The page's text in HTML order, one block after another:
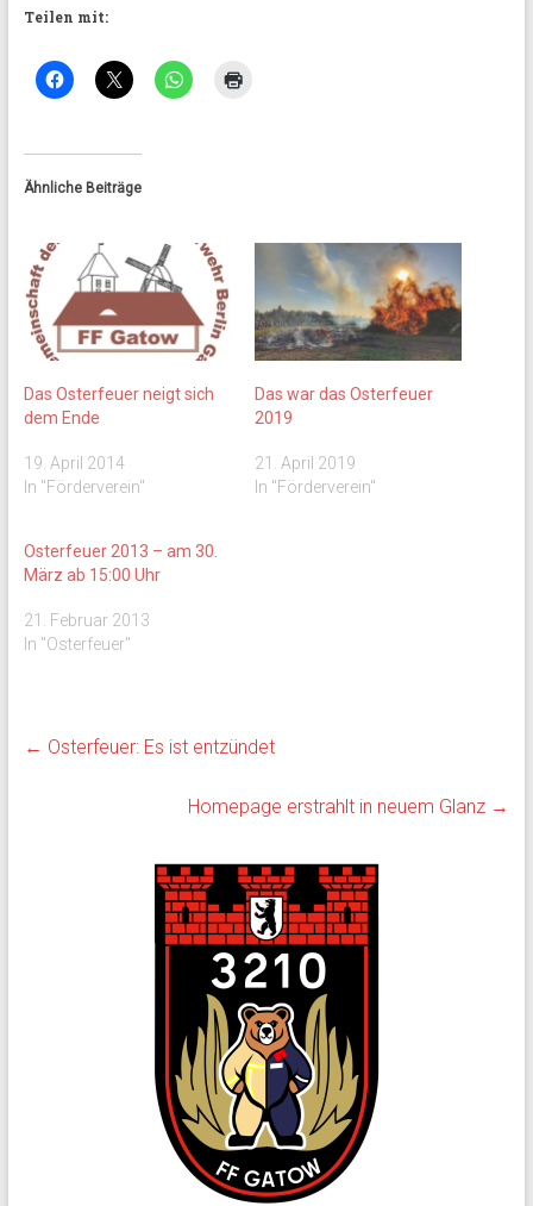
Teilen mit:
Ähnliche Beiträge
Das Osterfeuer neigt sich
dem Ende
19. April 2014
In "Förderverein"
Das war das Osterfeuer
2019
21. April 2019
In "Förderverein"
Osterfeuer 2013 – am 30.
März ab 15:00 Uhr
21. Februar 2013
In "Osterfeuer"
← Osterfeuer: Es ist entzündet
Homepage erstrahlt in neuem Glanz →